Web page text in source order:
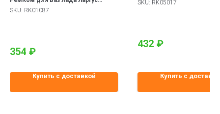
Largus , Рено Логан, Сандеро, Рено
SKU: RK01087
354 ₽
Купить с доставкой
SKU: RK05017
432 ₽
Купить с